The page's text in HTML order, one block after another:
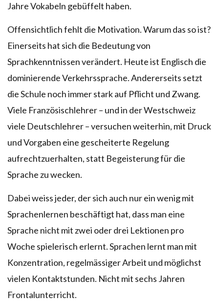
Jahre Vokabeln gebüffelt haben.
Offensichtlich fehlt die Motivation. Warum das so ist?
Einerseits hat sich die Bedeutung von
Sprachkenntnissen verändert. Heute ist Englisch die
dominierende Verkehrssprache. Andererseits setzt
die Schule noch immer stark auf Pflicht und Zwang.
Viele Französischlehrer – und in der Westschweiz
viele Deutschlehrer – versuchen weiterhin, mit Druck
und Vorgaben eine gescheiterte Regelung
aufrechtzuerhalten, statt Begeisterung für die
Sprache zu wecken.
Dabei weiss jeder, der sich auch nur ein wenig mit
Sprachenlernen beschäftigt hat, dass man eine
Sprache nicht mit zwei oder drei Lektionen pro
Woche spielerisch erlernt. Sprachen lernt man mit
Konzentration, regelmässiger Arbeit und möglichst
vielen Kontaktstunden. Nicht mit sechs Jahren
Frontalunterricht.